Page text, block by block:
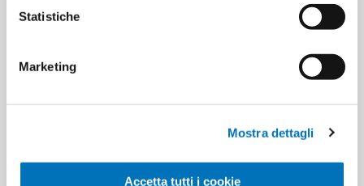
Statistiche
Marketing
Mostra dettagli
Accetta tutti i cookie
CUSTOMERS WHO BOUGHT
THIS ITEM ALSO BOUGHT